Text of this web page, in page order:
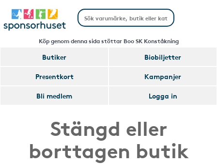
Köp genom denna sida stöttar Boo SK Konståkning
Butiker
Biobiljetter
Presentkort
Kampanjer
Bli medlem
Logga in
Stängd eller
borttagen butik